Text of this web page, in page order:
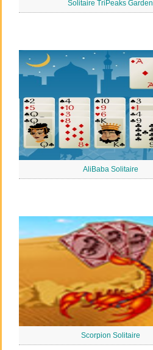
Solitaire TriPeaks Garden
AliBaba Solitaire
Scorpion Solitaire